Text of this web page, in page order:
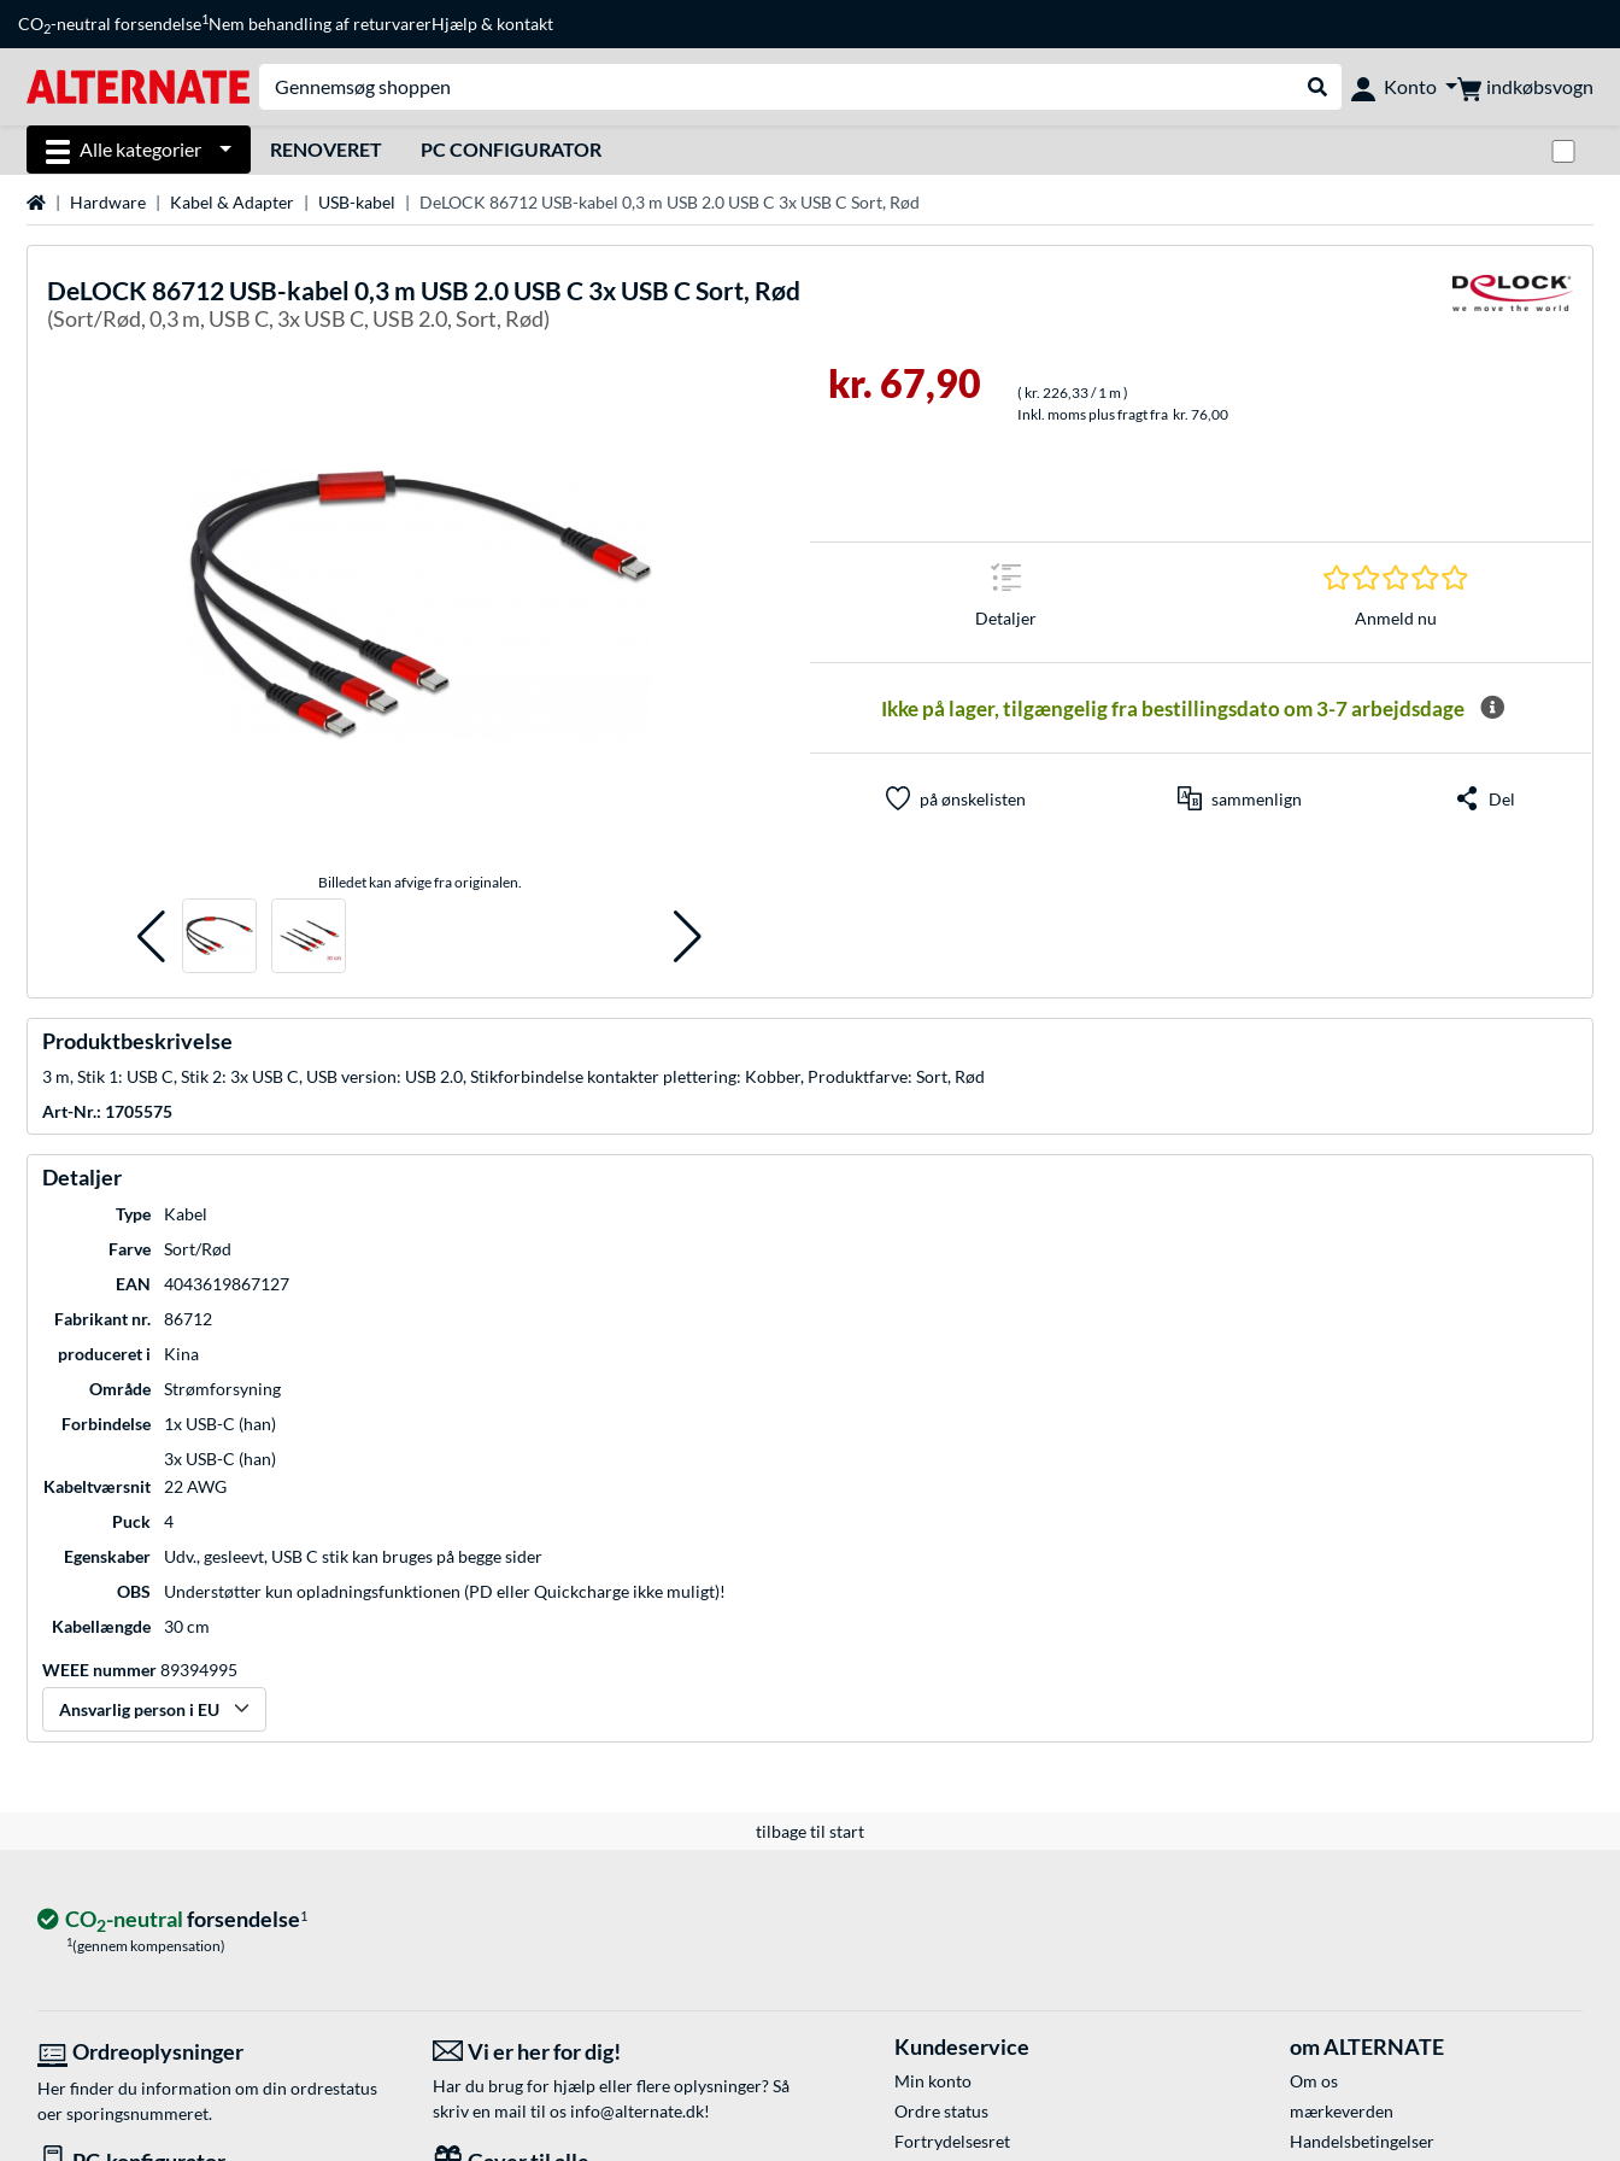
CO2-neutral forsendelse1Nem behandling af returvarerHjælp& kontakt
Udfør søgning
Konto indkøbsvogn
Alle kategorier RENOVERET PC CONFIGURATOR
StartsideHardware Kabel & Adapter USB-kabel DeLOCK 86712 USB-kabel 0,3 m USB 2.0 USB C 3x USB C Sort, Rød
DeLOCK 86712 USB-kabel 0,3 m USB 2.0 USB C 3x USB C Sort, Rød
(Sort/Rød, 0,3 m, USB C, 3x USB C, USB 2.0, Sort, Rød)
Billedet kan afvige fra originalen.
kr. 67,90 ( kr. 226,33/ 1 m)
Inkl. moms plus fragt fra kr. 76,00
Detaljer
0.0 Stjerner hos 0
Anmeld nu
Ikke på lager, tilgængelig fra bestillingsdato om 3-7 arbejdsdage
på ønskelisten sammenlign Del
Produktbeskrivelse
3 m, Stik 1: USB C, Stik 2: 3x USB C, USB version: USB 2.0, Stikforbindelse kontakter plettering: Kobber, Produktfarve: Sort, Rød
Art-Nr.: 1705575
Detaljer
Type
Kabel
Farve
Sort/Rød
EAN
4043619867127
Fabrikant nr.
86712
produceret i
Kina
Område
Strømforsyning
Forbindelse
1x USB-C (han)
3x USB-C (han)
Kabeltværsnit
22 AWG
Puck
4
Egenskaber
Udv., gesleevt, USB C stik kan bruges på begge sider
OBS
Understøtter kun opladningsfunktionen (PD eller Quickcharge ikke muligt)!
Kabellængde
30 cm
WEEE nummer89394995
Ansvarlig person i EU
tilbage til start
CO2-neutralforsendelse1
1(gennem kompensation)
Ordreoplysninger
Her finder du information om din ordrestatus
oer sporingsnummeret.
Vi er her for dig!
Har du brug for hjælp eller flere oplysninger? Så
skriv en mail til os info@alternate.dk!
Kundeservice
Min konto
Ordre status
Fortrydelsesret
om ALTERNATE
Om os
mærkeverden
Handelsbetingelser